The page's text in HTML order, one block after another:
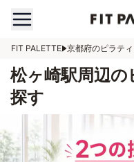
FIT PALETTE 京都府のピラテ
松ヶ崎駅周辺
探す